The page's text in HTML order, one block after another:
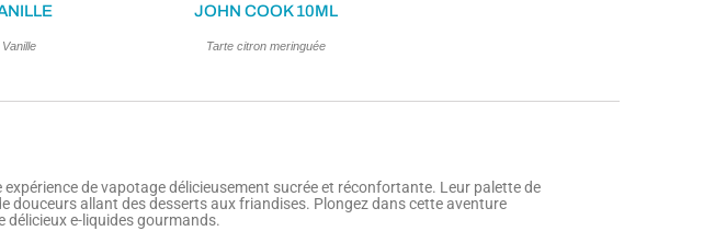
Vanille
JOHN COOK 10ML
Tarte citron meringuée
de vapotage délicieusement sucrée et réconfortante. Leur palette de
douceurs allant des desserts aux friandises. Plongez dans cette aventure
délicieux e-liquides gourmands.